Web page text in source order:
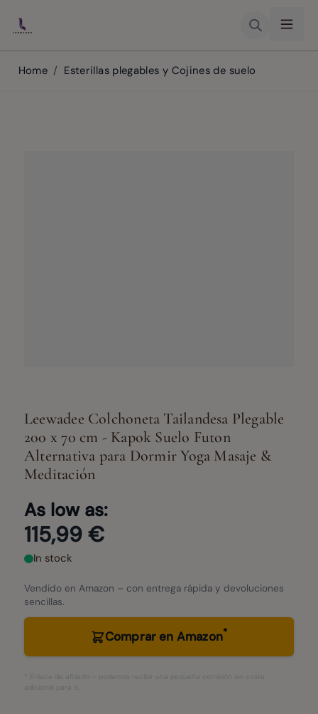
Home / Esterillas plegables y Cojines de suelo
Leewadee Colchoneta Tailandesa Plegable
200 x 70 cm - Kapok Suelo Futon
Alternativa para Dormir Yoga Masaje &
Meditación
As low as:
115,99 €
In stock
Vendido en Amazon – con entrega rápida y devoluciones
sencillas.
Comprar en Amazon*
* Enlace de afiliado – podemos recibir una pequeña comisión sin coste
adicional para ti.